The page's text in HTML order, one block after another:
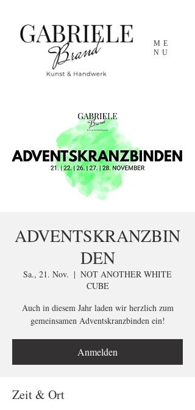
ME
NU
ADVENTSKRANZBIN
DEN
Sa., 21. Nov.
  |
NOT ANOTHER WHITE
CUBE
Auch in diesem Jahr laden wir herzlich zum
gemeinsamen Adventskranzbinden ein!
Anmelden
Zeit & Ort